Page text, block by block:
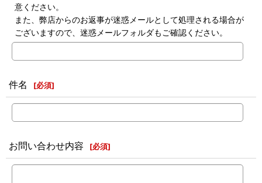
意ください。
また、弊店からのお返事が迷惑メールとして処理される場合が
ございますので、迷惑メールフォルダもご確認ください。
件名 [必須]
お問い合わせ内容 [必須]